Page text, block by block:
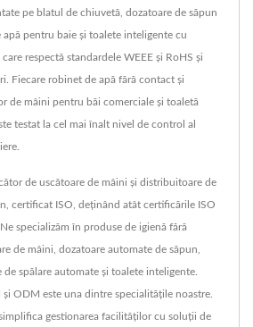
pe blatul de chiuvetă, dozatoare de săpun
pentru baie și toalete inteligente cu
respectă standardele WEEE și RoHS și
Fiecare robinet de apă fără contact și
de mâini pentru băi comerciale și toaletă
testat la cel mai înalt nivel de control al
de uscătoare de mâini și distribuitoare de
certificat ISO, deținând atât certificările ISO
specializăm în produse de igienă fără
de mâini, dozatoare automate de săpun,
spălare automate și toalete inteligente.
ODM este una dintre specialitățile noastre.
gestionarea facilităților cu soluții de